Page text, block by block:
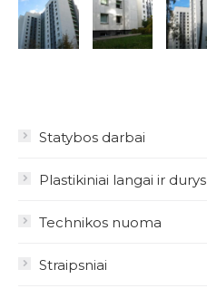
Statybos darbai
Plastikiniai langai ir durys
Technikos nuoma
Straipsniai